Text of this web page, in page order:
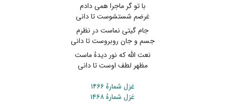
با تو گر ماجرا همی دادم
غرضم شستشوست تا دانی
جام گیتی نماست در نظرم
جسم و جان روبروست تا دانی
نعت الله که نور دیدهٔ ماست
مظهر لطف اوست تا دانی
غزل شمارهٔ ۱۴۶۶
غزل شمارهٔ ۱۴۶۸